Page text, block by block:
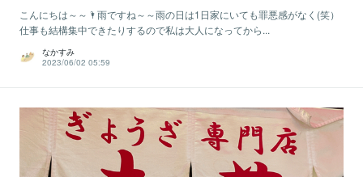
こんにちは～～🌂雨ですね～～雨の日は1日家にいても罪悪感がなく(笑）
仕事も結構集中できたりするので私は大人になってから...
なかすみ
2023/06/02 05:59